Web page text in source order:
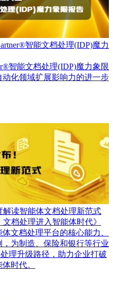
智能文档处理(IDP)魔力
智能文档处理(IDP)魔力象限
化领域扩展影响力的进一步
读智能体文档处理新范式
档处理进入智能体时代》
文档处理平台的核心能力、
为制造、保险和银行等行业
理升级路径，助力企业打破
时代。